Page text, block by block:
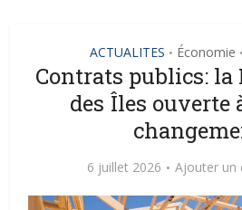
ACTUALITES • Économie •
Contrats publics:
des Îles ouverte
6 juillet 2026 Ajouter un